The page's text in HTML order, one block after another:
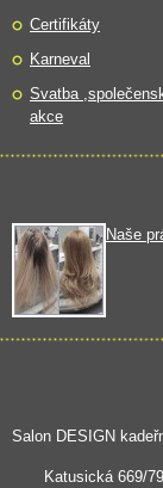
Certifikáty
Karneval
Svatba
akce
Naše
Salon DESIGN
Katusická 669/79